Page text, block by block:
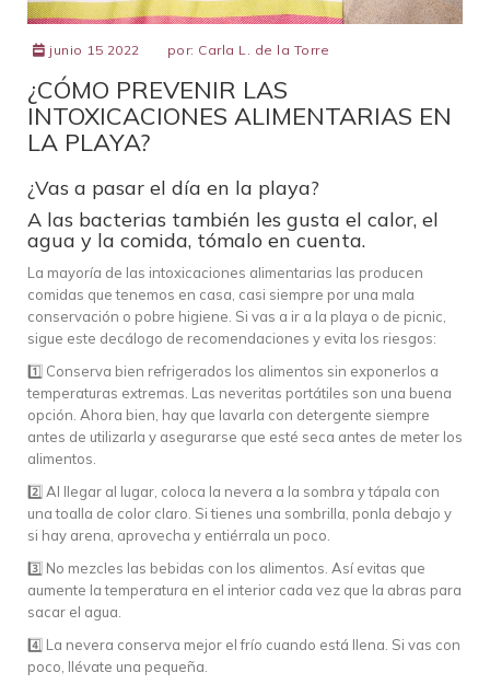
junio 15 2022 por: Carla L. de la Torre
¿CÓMO PREVENIR LAS
INTOXICACIONES ALIMENTARIAS EN
LA PLAYA?
¿Vas a pasar el día en la playa?
A las bacterias también les gusta el calor, el
agua y la comida, tómalo en cuenta.
La mayoría de las intoxicaciones alimentarias las producen
comidas que tenemos en casa, casi siempre por una mala
conservación o pobre higiene. Si vas a ir a la playa o de picnic,
sigue este decálogo de recomendaciones y evita los riesgos:
1️⃣ Conserva bien refrigerados los alimentos sin exponerlos a
temperaturas extremas. Las neveritas portátiles son una buena
opción. Ahora bien, hay que lavarla con detergente siempre
antes de utilizarla y asegurarse que esté seca antes de meter los
alimentos.
2️⃣ Al llegar al lugar, coloca la nevera a la sombra y tápala con
una toalla de color claro. Si tienes una sombrilla, ponla debajo y
si hay arena, aprovecha y entiérrala un poco.
3️⃣ No mezcles las bebidas con los alimentos. Así evitas que
aumente la temperatura en el interior cada vez que la abras para
sacar el agua.
4️⃣ La nevera conserva mejor el frío cuando está llena. Si vas con
poco, llévate una pequeña.